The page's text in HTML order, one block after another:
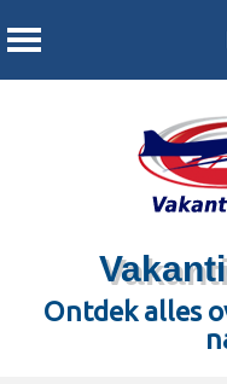
Ontdek alles